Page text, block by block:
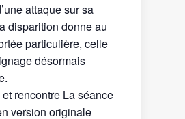
attaque sur sa
disparition donne au
particulière, celle
désormais
rencontre La séance
version originale